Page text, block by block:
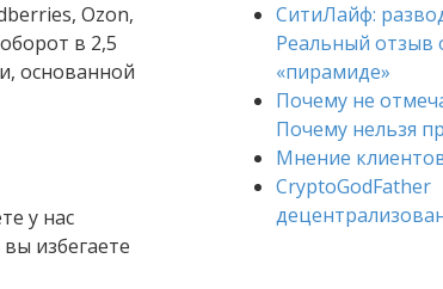
Ozon,
в 2,5
основанной
у нас
избегаете
СитиЛайф:
Реальный отзыв
«пирамиде»
Почему не
Почему нельзя
Мнение
CryptoGodFather